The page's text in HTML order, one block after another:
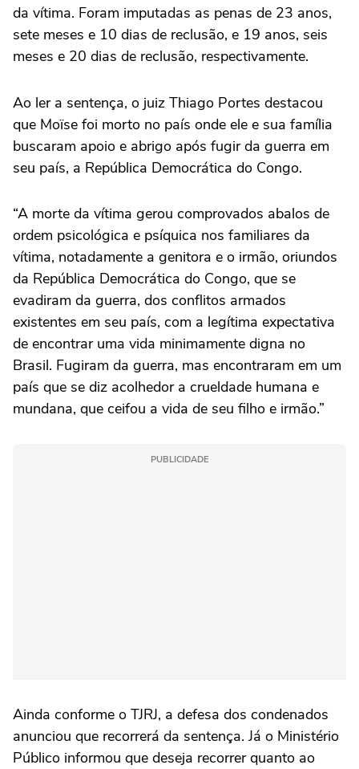
da vítima. Foram imputadas as penas de 23 anos,
sete meses e 10 dias de reclusão, e 19 anos, seis
meses e 20 dias de reclusão, respectivamente.
Ao ler a sentença, o juiz Thiago Portes destacou
que Moïse foi morto no país onde ele e sua família
buscaram apoio e abrigo após fugir da guerra em
seu país, a República Democrática do Congo.
“A morte da vítima gerou comprovados abalos de
ordem psicológica e psíquica nos familiares da
vítima, notadamente a genitora e o irmão, oriundos
da República Democrática do Congo, que se
evadiram da guerra, dos conflitos armados
existentes em seu país, com a legítima expectativa
de encontrar uma vida minimamente digna no
Brasil. Fugiram da guerra, mas encontraram em um
país que se diz acolhedor a crueldade humana e
mundana, que ceifou a vida de seu filho e irmão.”
PUBLICIDADE
Ainda conforme o TJRJ, a defesa dos condenados
anunciou que recorrerá da sentença. Já o Ministério
Público informou que deseja recorrer quanto ao